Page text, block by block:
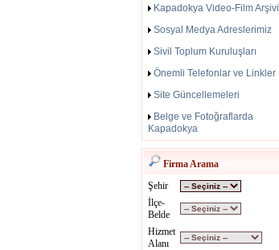
Kapadokya Video-Film Arşivi
Sosyal Medya Adreslerimiz
Sivil Toplum Kuruluşları
Önemli Telefonlar ve Linkler
Site Güncellemeleri
Belge ve Fotoğraflarda
Kapadokya
Firma Arama
Şehir
İlçe-
Belde
Hizmet
Alanı